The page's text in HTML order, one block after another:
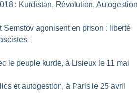
: Kurdistan, Révolution,
Semstov agonisent en prison : liberté
!
le peuple kurde, à Lisieux le 11 mai
et autogestion, à Paris le 25 avril